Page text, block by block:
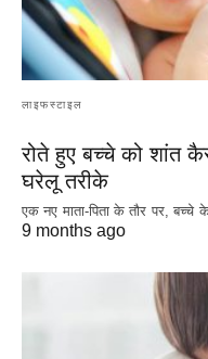
लाइफस्टाइल
रोते हुए बच्चे को शांत
घरेलू तरीके
एक नए माता-पिता के तौर पर, बच्चे
9 months ago